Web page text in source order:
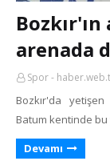
Bozkır'ın
arenada
Spor -
Bozkır'da yetişen
Batum kentinde
Devamı